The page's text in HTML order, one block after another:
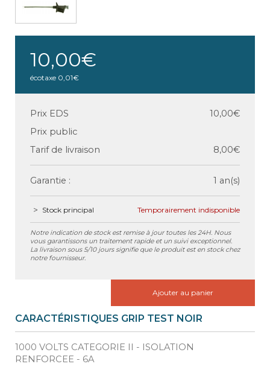
10,00€
écotaxe 0,01€
Prix EDS
10,00€
Prix public
Tarif de livraison
8,00€
Garantie : 1 an(s)
Stock principal Temporairement indisponible
Notre indication de stock est remise à jour toutes les 24H. Nous
vous garantissons un traitement rapide et un suivi exceptionnel.
La livraison sous 5/10 jours signifie que le produit est en stock chez
notre fournisseur.
Ajouter au panier
CARACTÉRISTIQUES GRIP TEST NOIR
1000 VOLTS CATEGORIE II - ISOLATION
RENFORCEE - 6A